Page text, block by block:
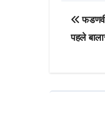
Post
पहले